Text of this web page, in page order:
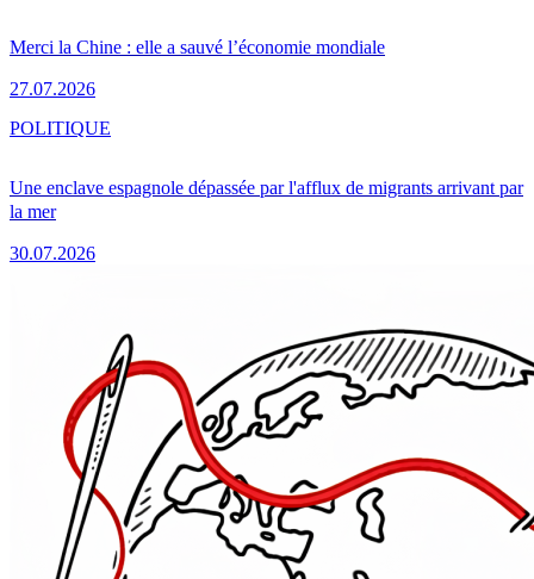
Merci la Chine : elle a sauvé l’économie mondiale
27.07.2026
Une enclave espagnole dépassée par l'afflux de migrants arrivant par
la mer
30.07.2026
POLITIQUE